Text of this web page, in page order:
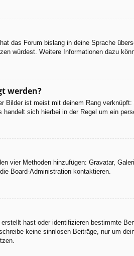
das Forum bislang in deine Sprache
würdest. Weitere Informationen dazu
werden?
Bilder ist meist mit deinem Rang
sich hierbei in der Regel um ein
vier Methoden hinzufügen: Gravatar,
Board-Administration kontaktieren.
hast oder identifizieren bestimmte
keine sinnlosen Beiträge, nur um